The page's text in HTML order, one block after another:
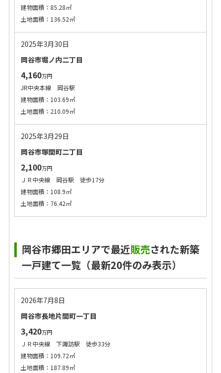
建物面積：85.28㎡
土地面積：136.52㎡
2025年3月30日
岡谷市堀ノ内二丁目
4,160万円
JR中央本線 岡谷駅
建物面積：103.69㎡
土地面積：210.09㎡
2025年3月29日
岡谷市塚間町二丁目
2,100万円
ＪＲ中央線 岡谷駅 徒歩17分
建物面積：108.9㎡
土地面積：76.42㎡
岡谷市郷田エリアで最近販売された新築
一戸建て一覧（最新20件のみ表示）
2026年7月8日
岡谷市長地片間町一丁目
3,420万円
ＪＲ中央線 下諏訪駅 徒歩33分
建物面積：109.72㎡
土地面積：187.89㎡